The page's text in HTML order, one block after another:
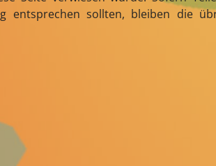
entsprechen sollten, bleiben die